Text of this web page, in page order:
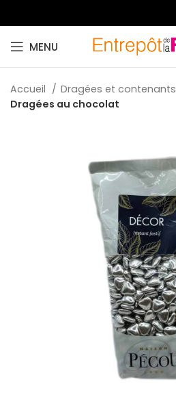
MENU
Accueil Dragées et contenants
Dragées au chocolat